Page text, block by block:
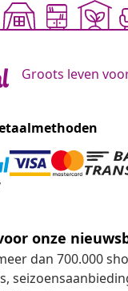
Groots leven
onze
dan 700.000